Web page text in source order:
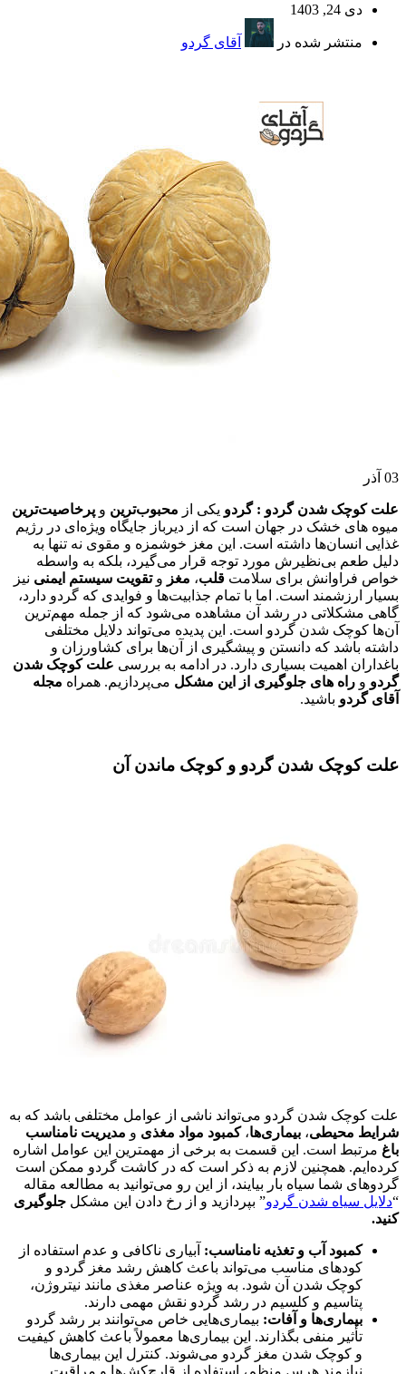
دی 24, 1403
منتشر شده در آقای گردو
03 آذر
علت کوچک شدن گردو : گردو یکی از محبوب‌ترین و پرخاصیت‌ترین
میوه‌ های خشک در جهان است که از دیرباز جایگاه ویژه‌ای در رژیم
غذایی انسان‌ها داشته است. این مغز خوشمزه و مقوی نه‌ تنها به
دلیل طعم بی‌نظیرش مورد توجه قرار می‌گیرد، بلکه به ‌واسطه
خواص فراوانش برای سلامت قلب، مغز وتقویت سیستم ایمنی نیز
بسیار ارزشمند است. اما با تمام جذابیت‌ها و فوایدی که گردو دارد،
گاهی مشکلاتی در رشد آن مشاهده می‌شود که از جمله مهم‌ترین
آن‌ها کوچک شدن گردو است. این پدیده می‌تواند دلایل مختلفی
داشته باشد که دانستن و پیشگیری از آن‌ها برای کشاورزان و
باغداران اهمیت بسیاری دارد. در ادامه به بررسی علت کوچک شدن
گردو و راه‌ های جلوگیری از این مشکل می‌پردازیم. همراه مجله
آقای گردو باشید.
علت کوچک شدن گردو و کوچک ماندن آن
علت کوچک شدن گردو می‌تواند ناشی از عوامل مختلفی باشد که به
شرایط محیطی، بیماری‌ها،کمبود مواد مغذی و مدیریت نامناسب
باغ مرتبط است. این قسمت به برخی از مهمترین این عوامل اشاره
کرده‌ایم. همچنین لازم به ذکر است که در کاشت گردو ممکن است
گردوهای شما سیاه بار بیایند، از این رو می‌توانید به مطالعه مقاله
“دلایل سیاه شدن گردو” بپردازید و از رخ دادن این مشکل جلوگیری
کنید.
کمبود آب و تغذیه نامناسب: آبیاری ناکافی و عدم استفاده از
کودهای مناسب می‌تواند باعث کاهش رشد مغز گردو و
کوچک شدن آن شود. به ویژه عناصر مغذی مانند نیتروژن،
پتاسیم و کلسیم در رشد گردو نقش مهمی دارند.
بیماری‌ها و آفات: بیماری‌هایی خاص می‌توانند بر رشد گردو
تأثیر منفی بگذارند. این بیماری‌ها معمولاً باعث کاهش کیفیت
و کوچک شدن مغز گردو می‌شوند. کنترل این بیماری‌ها